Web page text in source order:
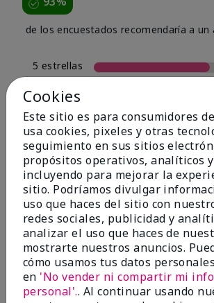
de los encuestados recomendaría a un
5 estrellas
4 estrellas
3 estrellas
2 estrellas
1 estrella
Tipo De Piel
Filtrar
reseñas
por
Tipo
de
piel
Cookies
Este sitio es para consumidores
usa cookies, pixeles y otras
seguimiento en sus sitios
propósitos operativos, analíticos
incluyendo para mejorar la
sitio. Podríamos divulgar
uso que haces del sitio con
redes sociales, publicidad y
analizar el uso que haces de
mostrarte nuestros anuncios.
cómo usamos tus datos
en 'No vender ni compartir mi
personal'.. Al continuar usando